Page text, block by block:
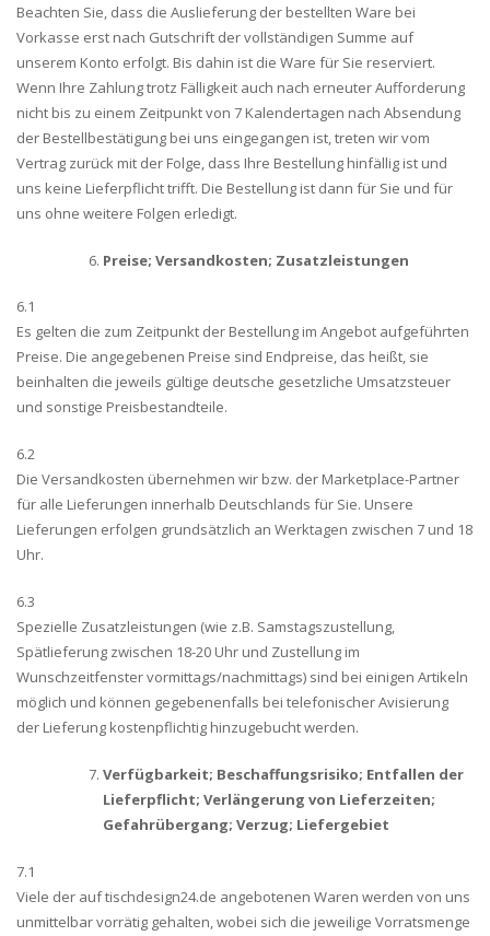
Beachten Sie, dass die Auslieferung der bestellten Ware bei
Vorkasse erst nach Gutschrift der vollständigen Summe auf
unserem Konto erfolgt. Bis dahin ist die Ware für Sie reserviert.
Wenn Ihre Zahlung trotz Fälligkeit auch nach erneuter Aufforderung
nicht bis zu einem Zeitpunkt von 7 Kalendertagen nach Absendung
der Bestellbestätigung bei uns eingegangen ist, treten wir vom
Vertrag zurück mit der Folge, dass Ihre Bestellung hinfällig ist und
uns keine Lieferpflicht trifft. Die Bestellung ist dann für Sie und für
uns ohne weitere Folgen erledigt.
Preise; Versandkosten; Zusatzleistungen
6.1
Es gelten die zum Zeitpunkt der Bestellung im Angebot aufgeführten
Preise. Die angegebenen Preise sind Endpreise, das heißt, sie
beinhalten die jeweils gültige deutsche gesetzliche Umsatzsteuer
und sonstige Preisbestandteile.
6.2
Die Versandkosten übernehmen wir bzw. der Marketplace-Partner
für alle Lieferungen innerhalb Deutschlands für Sie. Unsere
Lieferungen erfolgen grundsätzlich an Werktagen zwischen 7 und 18
Uhr.
6.3
Spezielle Zusatzleistungen (wie z.B. Samstagszustellung,
Spätlieferung zwischen 18-20 Uhr und Zustellung im
Wunschzeitfenster vormittags/nachmittags) sind bei einigen Artikeln
möglich und können gegebenenfalls bei telefonischer Avisierung
der Lieferung kostenpflichtig hinzugebucht werden.
Verfügbarkeit; Beschaffungsrisiko; Entfallen der
Lieferpflicht; Verlängerung von Lieferzeiten;
Gefahrübergang; Verzug; Liefergebiet
7.1
Viele der auf tischdesign24.de angebotenen Waren werden von uns
unmittelbar vorrätig gehalten, wobei sich die jeweilige Vorratsmenge